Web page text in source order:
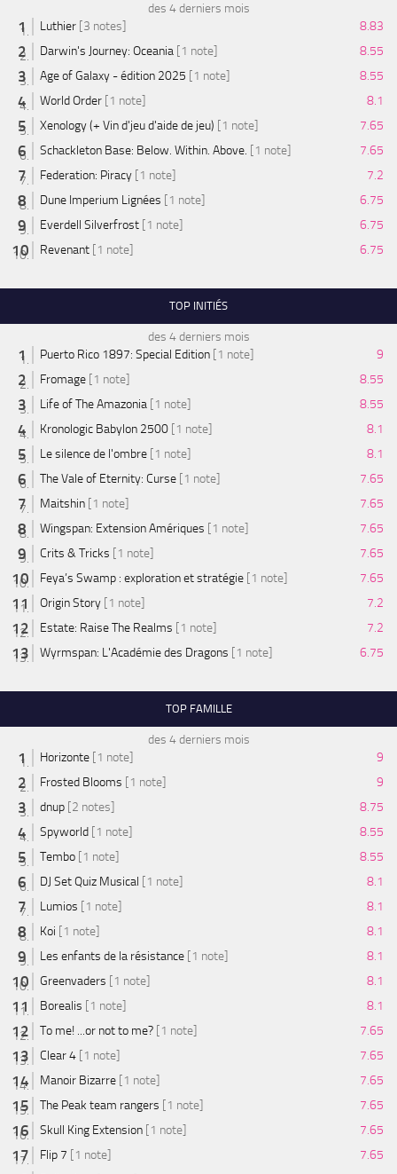
des 4 derniers mois
Luthier [3 notes]
8.83
Darwin's Journey: Oceania [1 note]
8.55
Age of Galaxy - édition 2025 [1 note]
8.55
World Order [1 note]
8.1
Xenology (+ Vin d'jeu d'aide de jeu) [1 note]
7.65
Schackleton Base: Below. Within. Above. [1 note]
7.65
Federation: Piracy [1 note]
7.2
Dune Imperium Lignées [1 note]
6.75
Everdell Silverfrost [1 note]
6.75
Revenant [1 note] 6.75
TOP INITIÉS
des 4 derniers mois
Puerto Rico 1897: Special Edition [1 note]
9
Fromage [1 note]
8.55
Life of The Amazonia [1 note]
8.55
Kronologic Babylon 2500 [1 note]
8.1
Le silence de l'ombre [1 note]
8.1
The Vale of Eternity: Curse [1 note]
7.65
Maitshin [1 note]
7.65
Wingspan: Extension Amériques [1 note]
7.65
Crits & Tricks [1 note]
7.65
Feya’s Swamp : exploration et stratégie [1 note]
7.65
Origin Story [1 note]
7.2
Estate: Raise The Realms [1 note]
7.2
Wyrmspan: L'Académie des Dragons [1 note] 6.75
TOP FAMILLE
des 4 derniers mois
Horizonte [1 note]
9
Frosted Blooms [1 note]
9
dnup [2 notes]
8.75
Spyworld [1 note]
8.55
Tembo [1 note]
8.55
DJ Set Quiz Musical [1 note]
8.1
Lumios [1 note]
8.1
Koi [1 note]
8.1
Les enfants de la résistance [1 note]
8.1
Greenvaders [1 note]
8.1
Borealis [1 note]
8.1
To me! ...or not to me? [1 note]
7.65
Clear 4 [1 note]
7.65
Manoir Bizarre [1 note]
7.65
The Peak team rangers [1 note]
7.65
Skull King Extension [1 note]
7.65
Flip 7 [1 note]
7.65